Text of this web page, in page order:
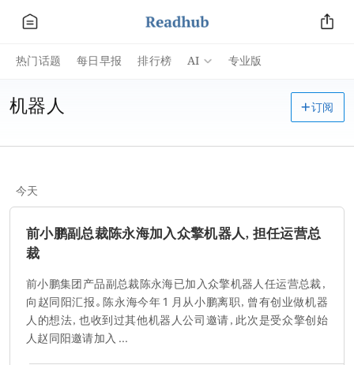
热门话题 每日早报 排行榜 AI 专业版
机器人 订阅
今天
前小鹏副总裁陈永海加入众擎机器人，担任运营总
裁
前小鹏集团产品副总裁陈永海已加入众擎机器人任运营总裁，
向赵同阳汇报。陈永海今年 1 月从小鹏离职，曾有创业做机器
人的想法，也收到过其他机器人公司邀请，此次是受众擎创始
人赵同阳邀请加入 ...